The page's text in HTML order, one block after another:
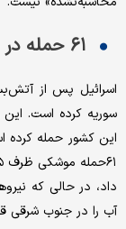
۶۱ حمله در ۵ ساعت
اسرائیل پس از
سوریه کرده است. این
این کشور حمله کرده
داد، در حالی که
آب را در جنوب شرقی